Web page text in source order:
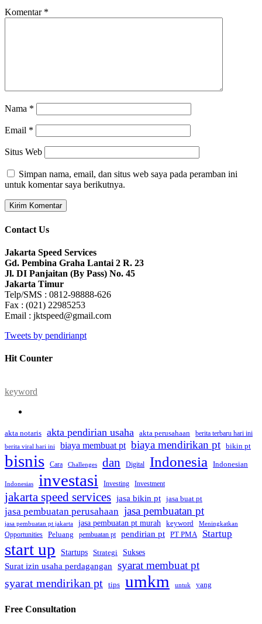
Komentar *
Nama *
Email *
Situs Web
Simpan nama, email, dan situs web saya pada peramban ini
untuk komentar saya berikutnya.
Contact Us
Jakarta Speed Services
Gd. Pembina Graha Lantai 2 R. 23
Jl. DI Panjaitan (By Pass) No. 45
Jakarta Timur
Telp/SMS : 0812-98888-626
Fax : (021) 22985253
Email : jktspeed@gmail.com
Tweets by pendirianpt
Hit Counter
keyword
akta notaris akta pendirian usaha akta perusahaan berita terbaru hari ini
berita viral hari ini biaya membuat pt biaya mendirikan pt bikin pt
bisnis Cara Challenges dan Digital Indonesia Indonesian
Indonesias investasi Investing Investment
jakarta speed services jasa bikin pt jasa buat pt
jasa pembuatan perusahaan jasa pembuatan pt
jasa pembuatan pt jakarta jasa pembuatan pt murah keyword Meningkatkan
Opportunities Peluang pembuatan pt pendirian pt PT PMA Startup
start up Startups Strategi
Sukses
Surat izin usaha perdagangan syarat membuat pt
syarat mendirikan pt
tips umkm untuk yang
Free Consultation